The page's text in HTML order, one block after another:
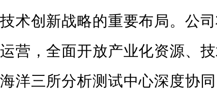
技术创新战略的重要布局。公
运营，全面开放产业化资源、
海洋三所分析测试中心深度协